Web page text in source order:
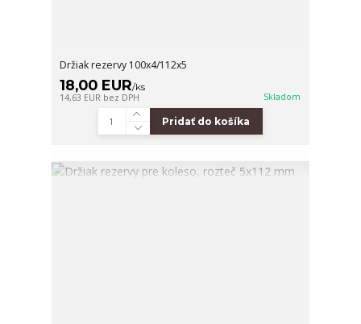
Držiak rezervy 100x4/112x5
18,00 EUR/ks
14,63 EUR bez DPH Skladom
Pridať do košíka